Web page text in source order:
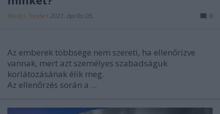
Kovács Tünde • 2021. április 05. 0
Az emberek többsége nem szereti, ha ellenőrizve
vannak, mert azt személyes szabadságuk
korlátozásának élik meg.
Az ellenőrzés során a ...